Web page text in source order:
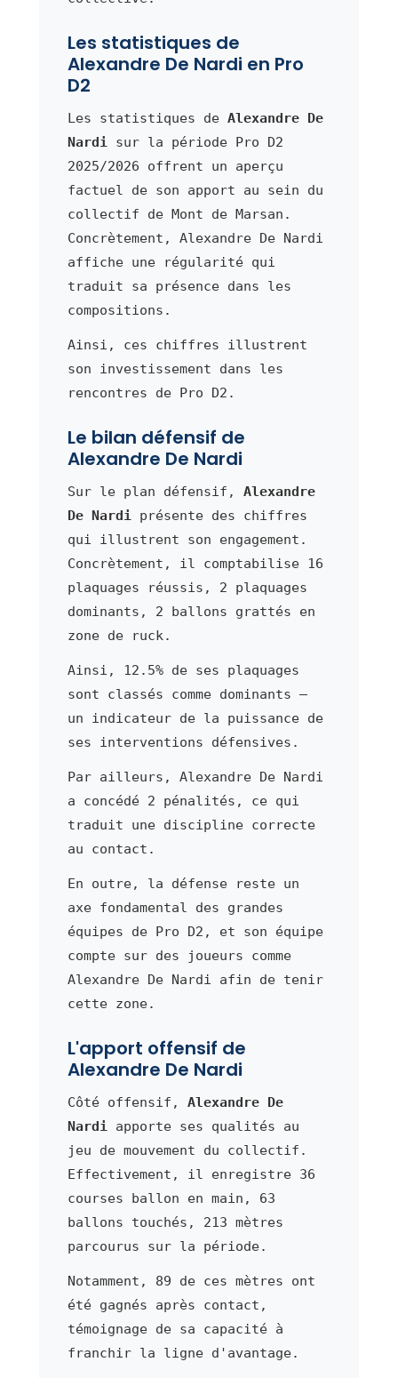
Les statistiques de
Alexandre De Nardi en Pro
D2
Les statistiques de Alexandre De
Nardisur la période Pro D2
2025/2026 offrent un aperçu
factuel de son apport au sein du
collectif de Mont de Marsan.
Concrètement, Alexandre De Nardi
affiche une régularité qui
traduit sa présence dans les
compositions.
Ainsi, ces chiffres illustrent
son investissement dans les
rencontres de Pro D2.
Le bilan défensif de
Alexandre De Nardi
Sur le plan défensif, Alexandre
De Nardiprésente des chiffres
qui illustrent son engagement.
Concrètement, il comptabilise 16
plaquages réussis, 2 plaquages
dominants, 2 ballons grattés en
zone de ruck.
Ainsi, 12.5% de ses plaquages
sont classés comme dominants —
un indicateur de la puissance de
ses interventions défensives.
Par ailleurs, Alexandre De Nardi
a concédé 2 pénalités, ce qui
traduit une discipline correcte
au contact.
En outre, la défense reste un
axe fondamental des grandes
équipes de Pro D2, et son équipe
compte sur des joueurs comme
Alexandre De Nardi afin de tenir
cette zone.
L'apport offensif de
Alexandre De Nardi
Côté offensif, Alexandre De
Nardiapporte ses qualités au
jeu de mouvement du collectif.
Effectivement, il enregistre 36
courses ballon en main, 63
ballons touchés, 213 mètres
parcourus sur la période.
Notamment, 89 de ces mètres ont
été gagnés après contact,
témoignage de sa capacité à
franchir la ligne d'avantage.